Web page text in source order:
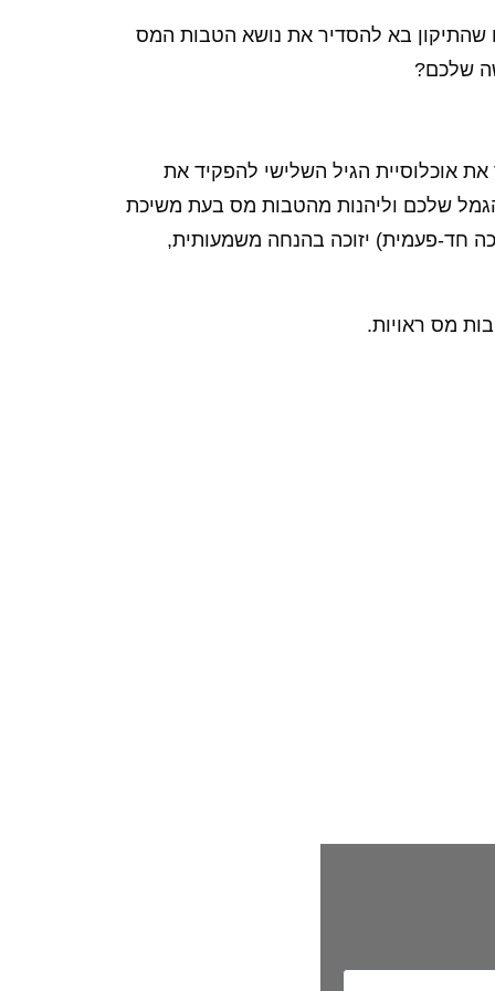
בא להסדיר את נושא הטבות המס
שלכם?
את אוכלוסיית הגיל השלישי להפקיד את
שלכם וליהנות מהטבות מס בעת משיכת
(משיכה חד-פעמית) יזוכה בהנחה משמעותית,